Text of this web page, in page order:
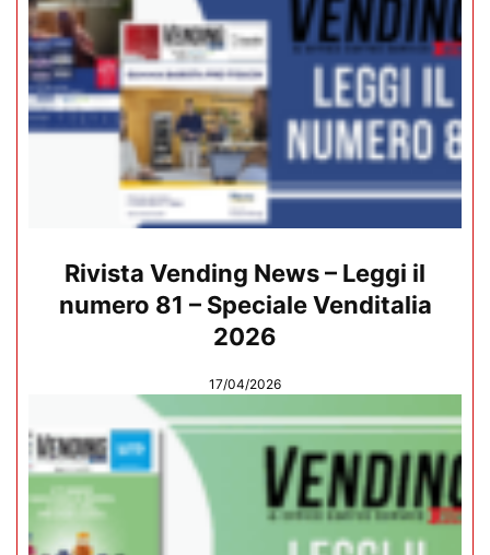
Rivista Vending News – Leggi il
numero 81 – Speciale Venditalia
2026
17/04/2026